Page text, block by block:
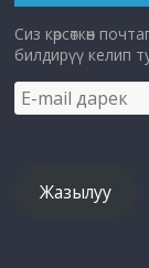
Сиз көрсөткөн
билдирүү келип
E-
mail
Жазылуу